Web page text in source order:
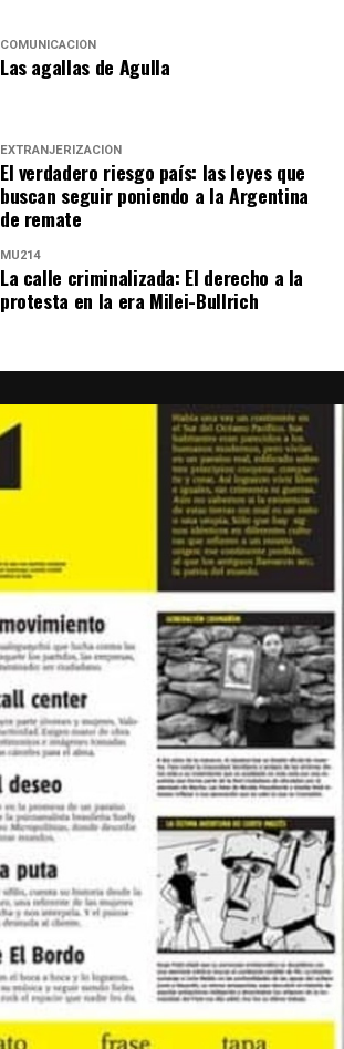
COMUNICACIÓN
Las agallas de Agulla
EXTRANJERIZACIÓN
El verdadero riesgo país: las leyes que
buscan seguir poniendo a la Argentina
de remate
MU214
La calle criminalizada: El derecho a la
protesta en la era Milei-Bullrich